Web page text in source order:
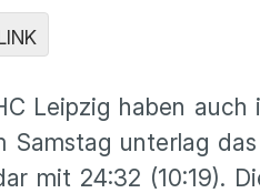
Leipzig haben
Samstag unterlag
mit 24:32 (10:19).